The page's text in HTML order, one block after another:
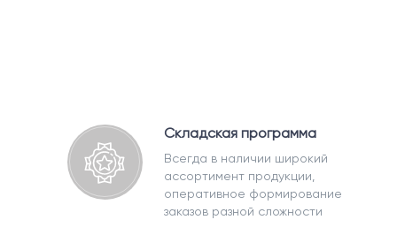
Складская программа
Всегда в наличии широкий
ассортимент продукции,
оперативное формирование
заказов разной сложности